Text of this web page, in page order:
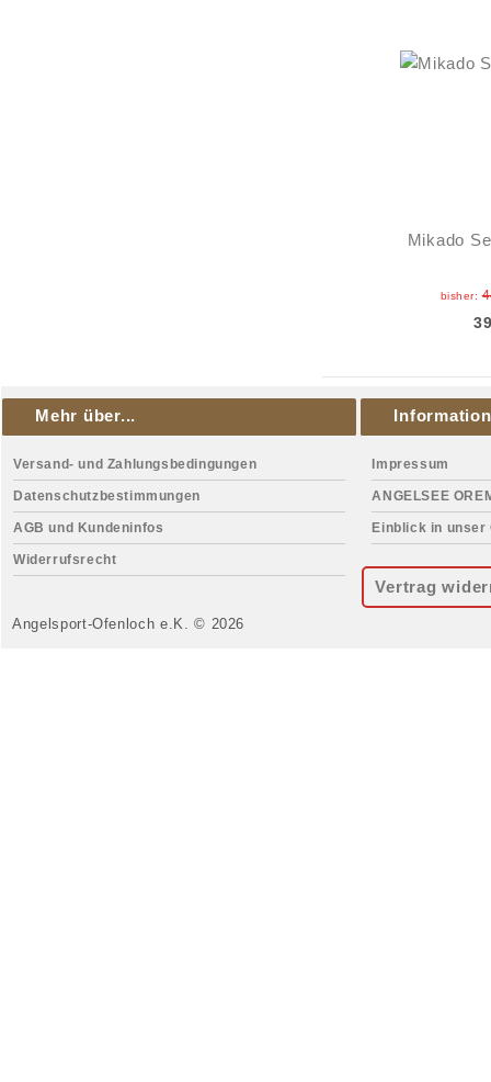
Mikado
bisher:
Mehr über...
Versand- und Zahlungsbedingungen
Datenschutzbestimmungen
AGB und Kundeninfos
Widerrufsrecht
Impressum
ANGELSEE
Einblick in unser
Vertrag
Angelsport-Ofenloch e.K. © 2026